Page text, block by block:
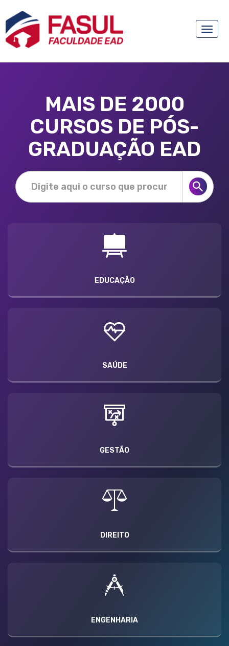
Toggle
MAIS DE 2000
CURSOS DE PÓS-
GRADUAÇÃO EAD
EDUCAÇÃO
SAÚDE
GESTÃO
DIREITO
ENGENHARIA